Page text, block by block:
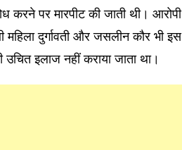
करने पर मारपीट की जाती थी। आरोपी
दुर्गावती और जसलीन कौर भी इस
उचित इलाज नहीं कराया जाता था।